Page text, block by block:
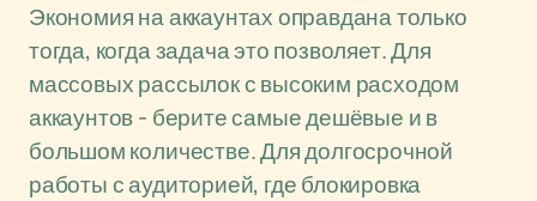
Экономия на аккаунтах оправдана только
тогда, когда задача это позволяет. Для
массовых рассылок с высоким расходом
аккаунтов - берите самые дешёвые и в
большом количестве. Для долгосрочной
работы с аудиторией, где блокировка